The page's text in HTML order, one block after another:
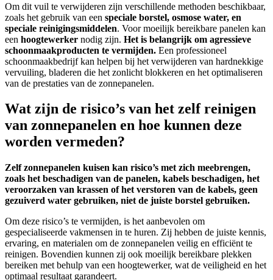
Om dit vuil te verwijderen zijn verschillende methoden beschikbaar,
zoals het gebruik van een speciale borstel, osmose water, en
speciale reinigingsmiddelen. Voor moeilijk bereikbare panelen kan
een hoogtewerker nodig zijn. Het is belangrijk om agressieve
schoonmaakproducten te vermijden. Een professioneel
schoonmaakbedrijf kan helpen bij het verwijderen van hardnekkige
vervuiling, bladeren die het zonlicht blokkeren en het optimaliseren
van de prestaties van de zonnepanelen.
Wat zijn de risico’s van het zelf reinigen
van zonnepanelen en hoe kunnen deze
worden vermeden?
Zelf zonnepanelen kuisen kan risico’s met zich meebrengen,
zoals het beschadigen van de panelen, kabels beschadigen, het
veroorzaken van krassen of het verstoren van de kabels, geen
gezuiverd water gebruiken, niet de juiste borstel gebruiken.
Om deze risico’s te vermijden, is het aanbevolen om
gespecialiseerde vakmensen in te huren. Zij hebben de juiste kennis,
ervaring, en materialen om de zonnepanelen veilig en efficiënt te
reinigen. Bovendien kunnen zij ook moeilijk bereikbare plekken
bereiken met behulp van een hoogtewerker, wat de veiligheid en het
optimaal resultaat garandeert.